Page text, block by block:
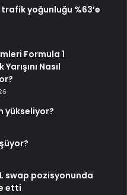
yoğunluğu %63’e
Formula 1
Nasıl
yükseliyor?
swap pozisyonunda
etti